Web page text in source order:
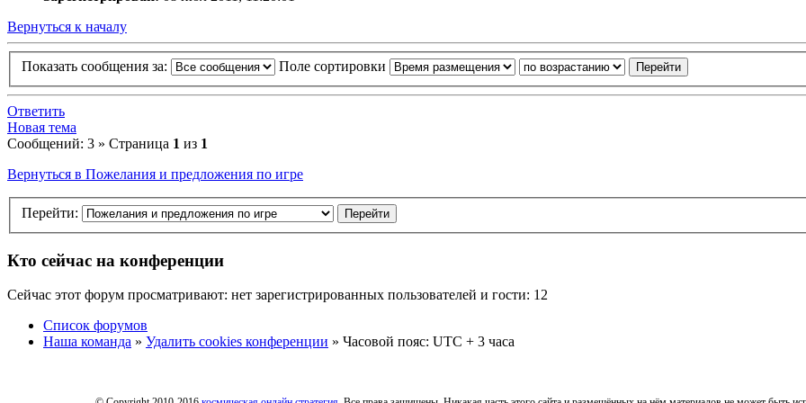
Вернуться к началу
Показать сообщения за: Поле сортировки
Ответить
Новая тема
Сообщений: 3 » Страница 1 из 1
Вернуться в Пожелания и предложения по игре
Перейти:
Кто сейчас на конференции
Сейчас этот форум просматривают: нет зарегистрированных пользователей и гости: 12
Список форумов
Наша команда » Удалить cookies конференции » Часовой пояс: UTC + 3 часа